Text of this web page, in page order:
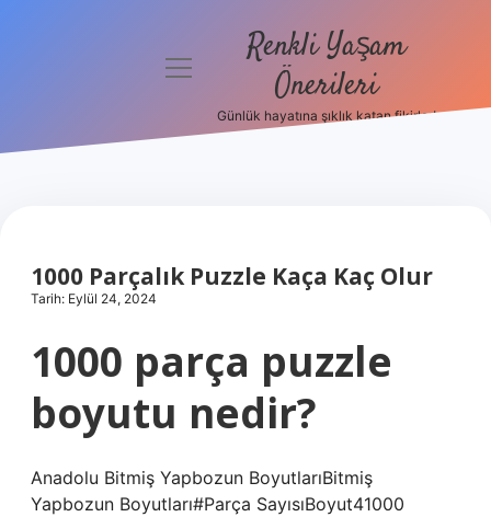
Hakkımızda
menüyü
Renkli Yaşam
Önerileri
Günlük hayatına şıklık katan fikirler!
1000 Parçalık Puzzle Kaça Kaç Olur
Tarih: Eylül 24, 2024
1000 parça puzzle
boyutu nedir?
Anadolu Bitmiş Yapbozun BoyutlarıBitmiş
Yapbozun Boyutları#Parça SayısıBoyut41000